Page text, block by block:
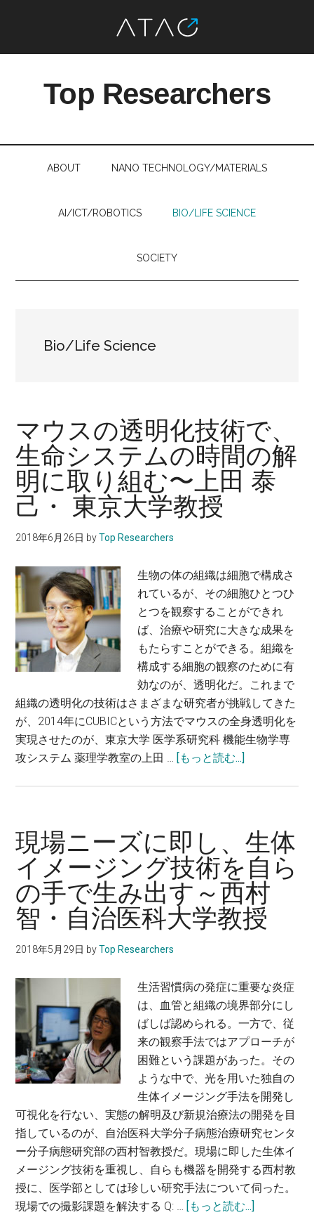
Top Researchers
ABOUT NANO TECHNOLOGY/MATERIALS
AI/ICT/ROBOTICS BIO/LIFE SCIENCE
SOCIETY
Bio/Life Science
マウスの透明化技術で、
生命システムの時間の解
明に取り組む〜上田 泰
己・ 東京大学教授
2018年6月26日 byTop Researchers
生物の体の組織は細胞で構成さ
れているが、その細胞ひとつひ
とつを観察することができれ
ば、治療や研究に大きな成果を
もたらすことができる。組織を
構成する細胞の観察のために有
効なのが、透明化だ。これまで
組織の透明化の技術はさまざまな研究者が挑戦してきた
が、2014年にCUBICという方法でマウスの全身透明化を
実現させたのが、東京大学 医学系研究科 機能生物学専
攻システム 薬理学教室の上田 …
[もっと読む...]
の
透
明
化
技
術
シ
ス
テ
ム
の
時
間
の
解
明
に
取
り
現場ニーズに即し、生体
イメージング技術を自ら
の手で生み出す～西村
智・自治医科大学教授
2018年5月29日 byTop Researchers
生活習慣病の発症に重要な炎症
は、血管と組織の境界部分にし
ばしば認められる。一方で、従
来の観察手法ではアプローチが
困難という課題があった。その
ような中で、光を用いた独自の
生体イメージング手法を開発し
可視化を行ない、実態の解明及び新規治療法の開発を目
指しているのが、自治医科大学分子病態治療研究センタ
ー分子病態研究部の西村智教授だ。現場に即した生体イ
メージング技術を重視し、自らも機器を開発する西村教
授に、医学部としては珍しい研究手法について伺った。
現場での撮影課題を解決する Q: …
[もっと読む...]